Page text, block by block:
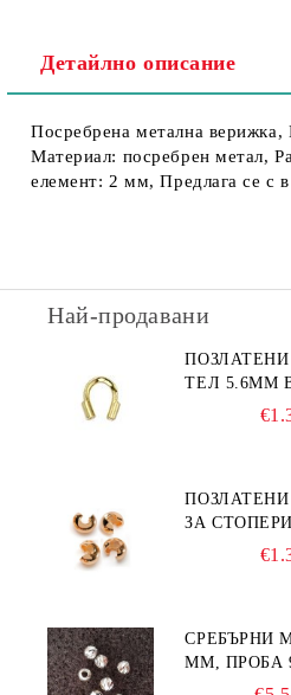
Детайлно описание
Посребрена метална
Материал: посребрен метал,
елемент: 2 мм, Предлага се с
Най-продавани
ТЕЛ 5.6ММ
ЗА
СРЕБЪРНИ